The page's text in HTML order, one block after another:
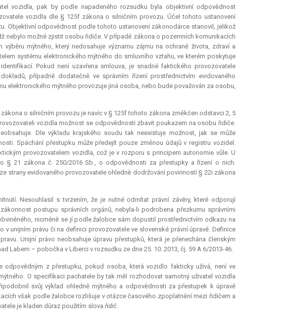
vozidla, pak by podle napadeného rozsudku byla objektivní odpovědnost
vozidla dle § 125f zákona o silničním provozu. Účel tohoto ustanovení
Objektivní odpovědnost podle tohoto ustanovení zákonodárce stanovil, jelikož
nebylo možné zjistit osobu řidiče. V případě zákona o pozemních komunikacích
mýtného, který nedosahuje významu zájmu na ochraně života, zdraví a
systému elektronického mýtného do smluvního vztahu, ve kterém poskytuje
Pokud není uzavřena smlouva, je snadné faktického provozovatele
případně dodatečně ve správním řízení prostřednictvím evidovaného
elektronického mýtného provozuje jiná osoba, nebo bude považován za osobu,
o silničním provozu je navíc v § 125f tohoto zákona změkčen odstavci 2, 5
vozidla možnost se odpovědnosti zbavit poukazem na osobu řidiče.
Dle výkladu krajského soudu tak neexistuje možnost, jak se může
Spáchání přestupku může předejít pouze změnou údajů v registru vozidel.
provozovatelem vozidla, což je v rozporu s principem autonomie vůle. U
§ 21 zákona č. 250/2016 Sb., o odpovědnosti za přestupky a řízení o nich.
strany evidovaného provozovatele ohledně dodržování povinností § 22i zákona
Nesouhlasil s tvrzením, že je nutné odmítat právní závěry, které odporují
postupu správních orgánů, nebyla-li podrobena přezkumu správními
nicméně se jí podle žalobce sám dopustil prostřednictvím odkazu na
unijním právu či na definici provozovatele ve slovenské právní úpravě. Definice
Unijní právo neobsahuje úpravu přestupků, která je přenechána členským
Labem – pobočka v Liberci v rozsudku ze dne 25. 10. 2013, čj. 59 A 6/2013-46.
odpovědným z přestupku, pokud osoba, která vozidlo fakticky užívá, není ve
O specifikaci pachatele by tak měl rozhodovat samotný uživatel vozidla
svůj výklad ohledně mýtného a odpovědnosti za přestupek k úpravě
však podle žalobce rozlišuje v otázce časového zpoplatnění mezi řidičem a
je kladen důraz použitím slova řidič.